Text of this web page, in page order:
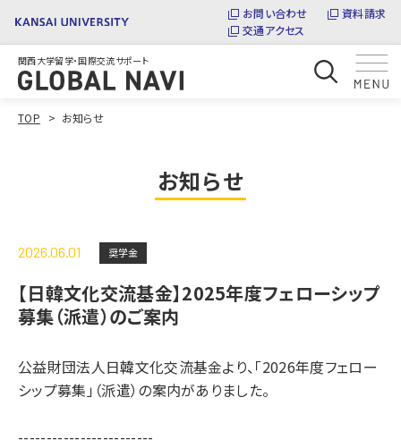
お問い合わせ
資料請求
交通アクセス
関西大学留学・国際交流サポート
TOP お知らせ
お知らせ
2026.06.01 奨学金
【日韓文化交流基金】2025年度フェローシップ
募集（派遣）のご案内
公益財団法人日韓文化交流基金より、「2026年度フェロー
シップ募集」（派遣）の案内がありました。
------------------------